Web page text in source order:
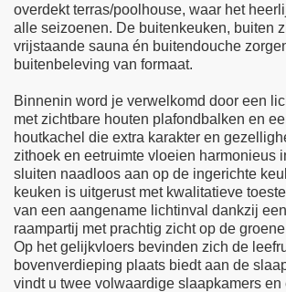
overdekt terras/poolhouse, waar het
alle seizoenen. De buitenkeuken, buiten
vrijstaande sauna én buitendouche
buitenbeleving van formaat.
Binnenin word je verwelkomd door een
met zichtbare houten plafondbalken en
houtkachel die extra karakter en
zithoek en eetruimte vloeien harmonieus
sluiten naadloos aan op de ingerichte
keuken is uitgerust met kwalitatieve
van een aangename lichtinval dankzij
raampartij met prachtig zicht op de
Op het gelijkvloers bevinden zich de
bovenverdieping plaats biedt aan de
vindt u twee volwaardige slaapkamers en